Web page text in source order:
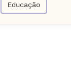
Educação